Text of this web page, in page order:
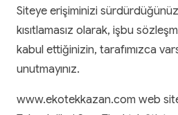
Siteye erişiminizi
kısıtlamasız olarak, işbu
kabul ettiğinizin, tarafımızca
unutmayınız.
www.ekotekkazan.com web